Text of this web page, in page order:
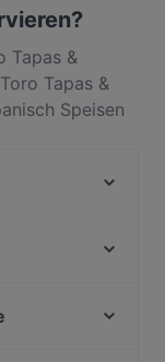
Tapas &
Tapas &
Speisen
Gerichte
von